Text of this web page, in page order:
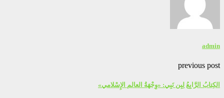
admin
previous post
الكِتابُ الرَّابِعُ لِبِن نَبِي: «وِجْهَةُ العالم الإِسْلامي»